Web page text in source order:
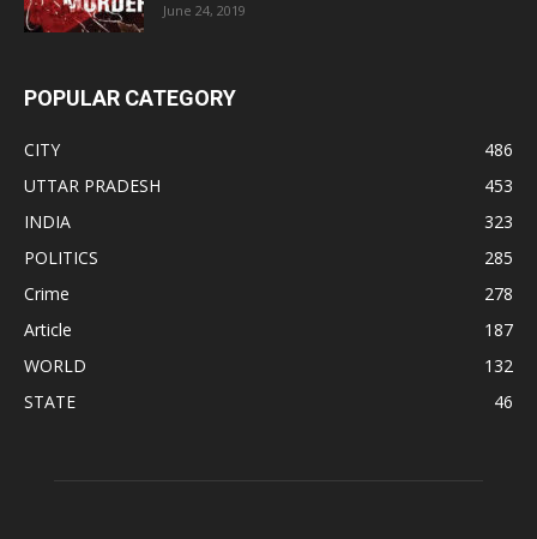
June 24, 2019
POPULAR CATEGORY
CITY
486
UTTAR PRADESH
453
INDIA
323
POLITICS
285
Crime
278
Article
187
WORLD
132
STATE
46